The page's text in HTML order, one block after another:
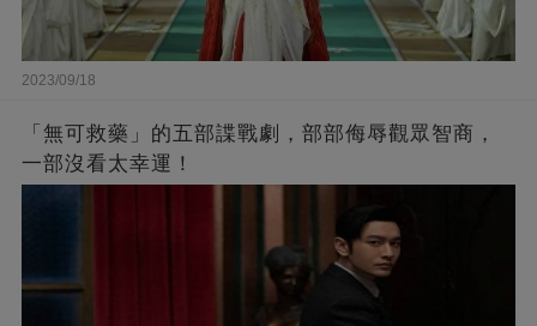
2023/09/18
「無可救藥」的五部諜戰劇，部部侮辱觀眾智商，
一部沒看太幸運！